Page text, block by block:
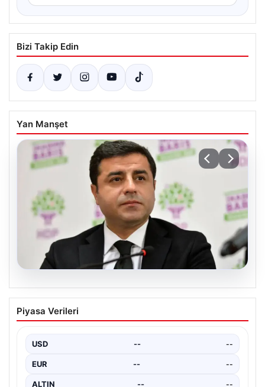
Bizi Takip Edin
Yan Manşet
06.08.2026
Adıyaman'ın Gerger ilçesi, orman yangınıyla mücadele
ediyor. Çobanpınar ile Kütüklü köyleri arasında bulunan
Piyasa Verileri
USD -- --
EUR
ALTIN
BTC